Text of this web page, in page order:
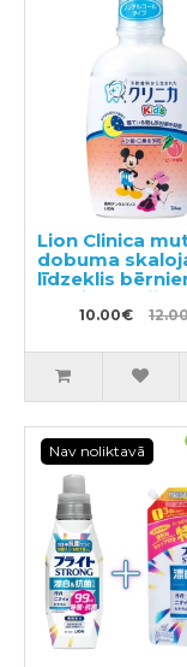
Lion Clinica
dobuma
līdzeklis
persiku garšu
10.00€
Nav noliktavā